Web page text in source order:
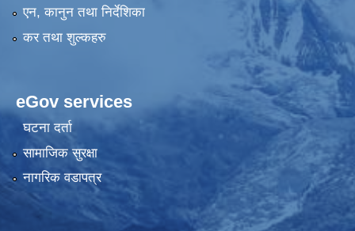
एन, कानुन तथा निर्देशिका
कर तथा शुल्कहरु
eGov services
घटना दर्ता
सामाजिक सुरक्षा
नागरिक वडापत्र